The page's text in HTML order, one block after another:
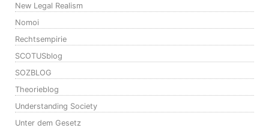
New Legal Realism
Nomoi
Rechtsempirie
SCOTUSblog
SOZBLOG
Theorieblog
Understanding Society
Unter dem Gesetz